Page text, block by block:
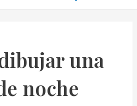
Main
una
noche